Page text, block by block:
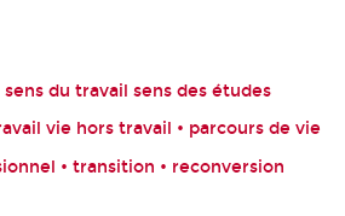
sens du travail sens des études
vie hors travail • parcours de vie
• transition • reconversion